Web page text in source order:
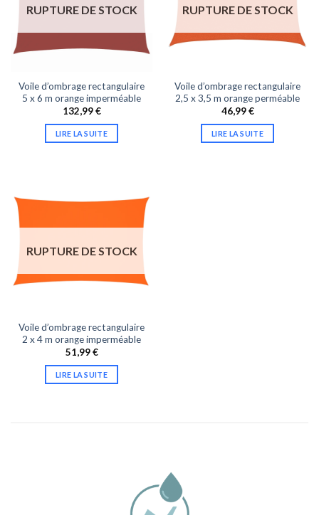
RUPTURE DE STOCK
Voile d’ombrage rectangulaire
5 x 6 m orange imperméable
132,99€
LIRE LA SUITE
RUPTURE DE STOCK
Voile d’ombrage rectangulaire
2,5 x 3,5 m orange perméable
46,99€
LIRE LA SUITE
RUPTURE DE STOCK
Voile d’ombrage rectangulaire
2 x 4 m orange imperméable
51,99€
LIRE LA SUITE